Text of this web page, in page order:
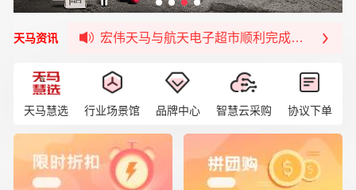
天马资讯
宏伟天马与航天电子超市顺利完成对接！
签约喜讯 | 宏伟与中铝集团成功签约！
福清核电—WD-40产品交流会圆满结束
宏伟供应链与第一师阿拉尔市签署战略框架合
天马慧选 行业场景馆 品牌中心 智慧云采购 协议下单